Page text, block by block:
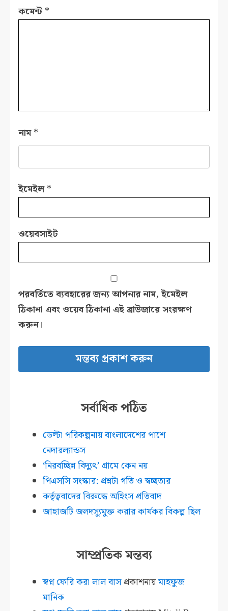
কমেন্ট *
নাম*
ইমেইল*
ওয়েবসাইট
পরবর্তিতে ব্যবহারের জন্য আপনার নাম, ইমেইল
ঠিকানা এবং ওয়েব ঠিকানা এই ব্রাউজারে সংরক্ষণ
করুন।
সর্বাধিক পঠিত
ডেল্টা পরিকল্পনায় বাংলাদেশের পাশে
নেদারল্যান্ডস
‘নিরবচ্ছিন্ন বিদ্যুৎ’ গ্রামে কেন নয়
পিএসসি সংস্কার: প্রশ্নটা গতি ও স্বচ্ছতার
কর্তৃত্ববাদের বিরুদ্ধে অহিংস প্রতিবাদ
জাহাজটি জলদস্যুমুক্ত করার কার্যকর বিকল্প ছিল
সাম্প্রতিক মন্তব্য
স্বপ্ন ফেরি করা লাল বাসপ্রকাশনায়মাহফুজ
মানিক